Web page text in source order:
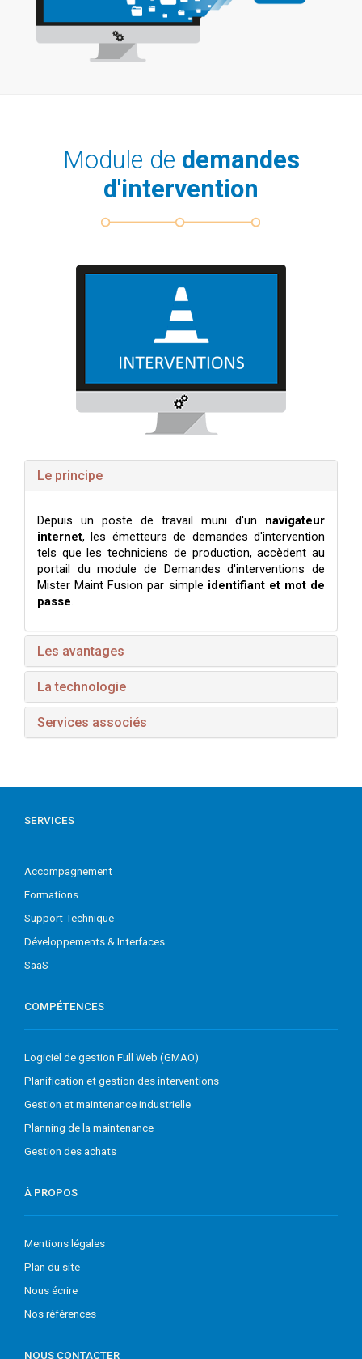
Module de demandes
d'intervention
Le principe
Depuis un poste de travail muni d'un navigateur
internet, les émetteurs de demandes d'intervention
tels que les techniciens de production, accèdent au
portail du module de Demandes d'interventions de
Mister Maint Fusion par simple identifiant et mot de
passe.
Les avantages
La technologie
Services associés
SERVICES
Accompagnement
Formations
Support Technique
Développements & Interfaces
SaaS
COMPÉTENCES
Logiciel de gestion Full Web (GMAO)
Planification et gestion des interventions
Gestion et maintenance industrielle
Planning de la maintenance
Gestion des achats
À PROPOS
Mentions légales
Plan du site
Nous écrire
Nos références
NOUS CONTACTER